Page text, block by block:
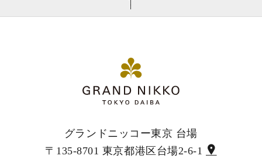
グランドニッコー東京 台場
〒135-8701 東京都港区台場2-6-1